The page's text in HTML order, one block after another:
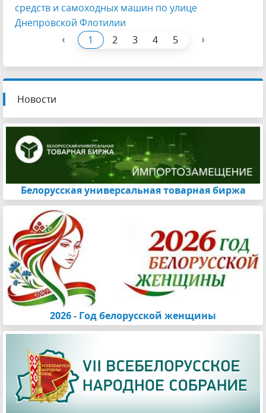
средств и самоходных машин по улице
Днепровской Флотилии
‹ 1 2 3 4 5 ›
Новости
Белорусская универсальная товарная биржа
2026 - Год белорусской женщины